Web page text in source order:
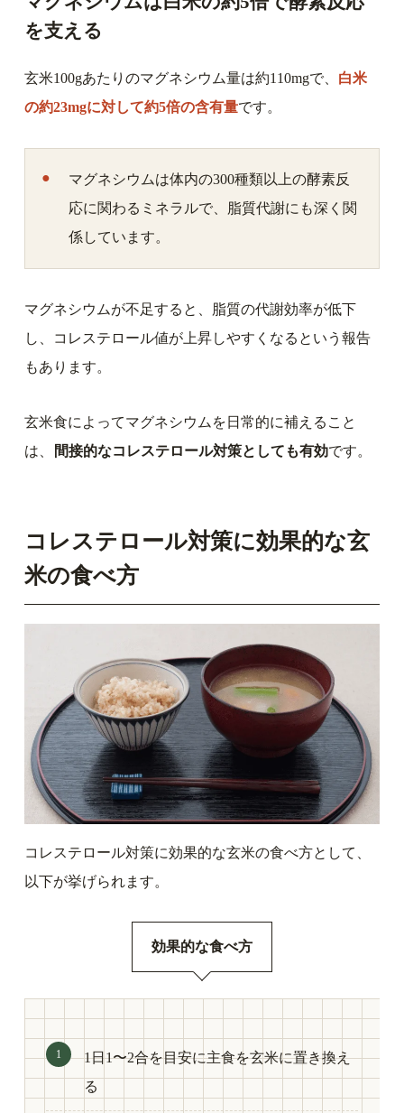
を支える
玄米100gあたりのマグネシウム量は約110mgで、 白米
の約23mgに対して約5倍の含有量です。
マグネシウムは体内の300種類以上の酵素反
応に関わるミネラルで、脂質代謝にも深く関
係しています。
マグネシウムが不足すると、脂質の代謝効率が低下
し、コレステロール値が上昇しやすくなるという報告
もあります。
玄米食によってマグネシウムを日常的に補えること
は、
間接的なコレステロール対策としても有効です。
コレステロール対策に効果的な玄
米の食べ方
コレステロール対策に効果的な玄米の食べ方として、
以下が挙げられます。
効果的な食べ方
1日1〜2合を目安に主食を玄米に置き換え
る